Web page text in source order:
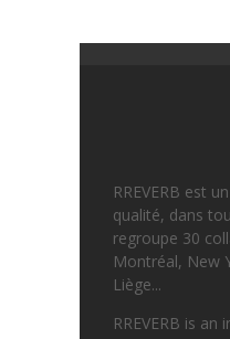
RREVERB est
qualité, dans
regroupe 30
Montréal, New
Liège...
RREVERB is